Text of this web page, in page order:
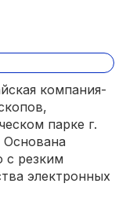
компания-
парке г.
с резким
электронных